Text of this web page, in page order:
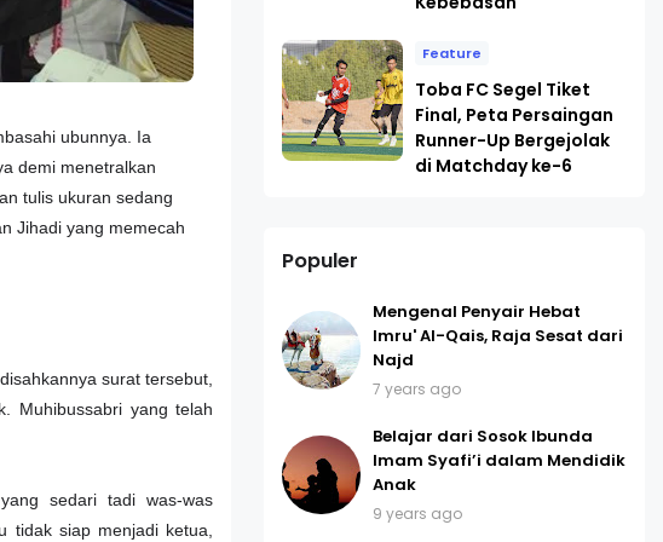
ubunnya. Ia
demi menetralkan
tulis ukuran sedang
Jihadi yang memecah
surat tersebut,
Muhibussabri yang telah
sedari tadi was-was
tidak siap menjadi ketua,
Feature
Toba FC Segel Tiket
Final, Peta Persaingan
Runner-Up Bergejolak
di Matchday ke-6
Populer
Mengenal Penyair Hebat
Imru' Al-Qais, Raja Sesat dari
Najd
7 years ago
Belajar dari Sosok Ibunda
Imam Syafi’i dalam Mendidik
Anak
9 years ago